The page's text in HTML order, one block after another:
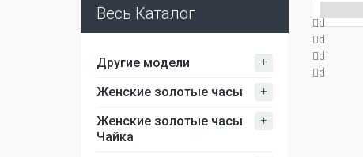
Весь Каталог
Другие модели +
Женские золотые часы +
Женские золотые часы
Чайка
+
d
d
d
d